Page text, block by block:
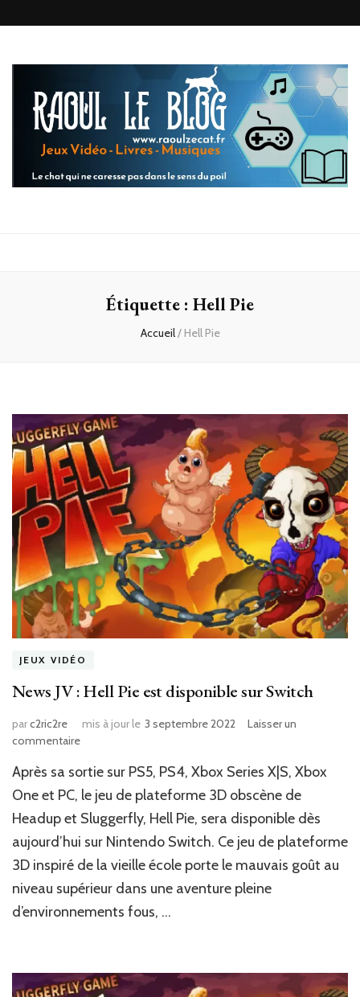
blog
Étiquette : Hell Pie
Accueil/ Hell Pie
JEUX VIDÉO
News JV : Hell Pie est disponible sur Switch
parc2ric2re mis à jour le 3 septembre 2022
Laisser un
commentairesur
JV
Hell
Pie
est
disponible
sur
Switch
Après sa sortie sur PS5, PS4, Xbox Series X|S, Xbox
One et PC, le jeu de plateforme 3D obscène de
‎‎Headup‎‎ et Sluggerfly, ‎‎Hell Pie‎‎, sera disponible ‎‎dès
aujourd’hui‎‎ sur Nintendo Switch. Ce jeu de plateforme
3D inspiré de la vieille école porte le mauvais goût au
niveau supérieur dans une aventure pleine
d’environnements fous, …